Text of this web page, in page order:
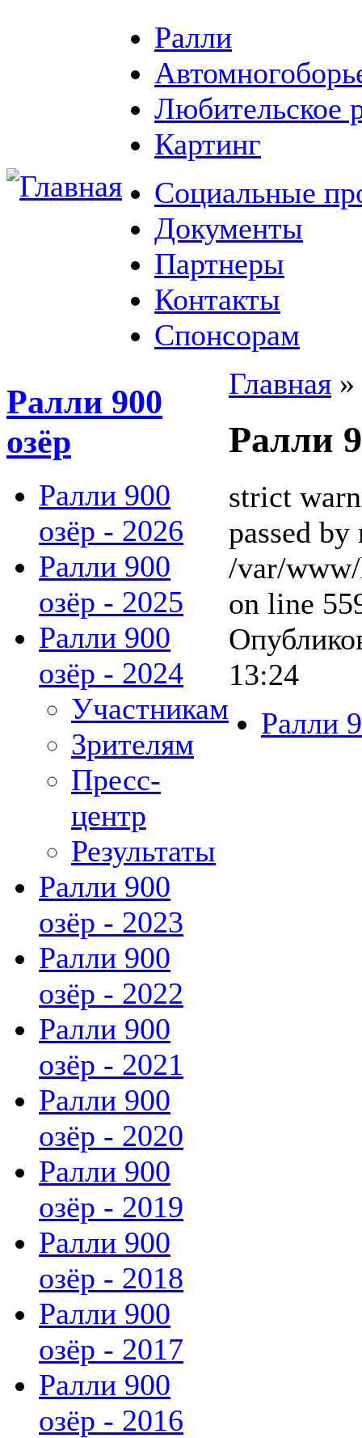
Ралли
Любительское
Картинг
Социальные
Документы
Партнеры
Контакты
Спонсорам
Ралли 900
озёр
Ралли 900
озёр - 2026
Ралли 900
озёр - 2025
Ралли 900
озёр - 2024
Участникам
Зрителям
Пресс-
центр
Результаты
Ралли 900
озёр - 2023
Ралли 900
озёр - 2022
Ралли 900
озёр - 2021
Ралли 900
озёр - 2020
Ралли 900
озёр - 2019
Ралли 900
озёр - 2018
Ралли 900
озёр - 2017
Ралли 900
озёр - 2016
Главная »
Ралли
strict
passed
/var/
on line
13:24
Ралли